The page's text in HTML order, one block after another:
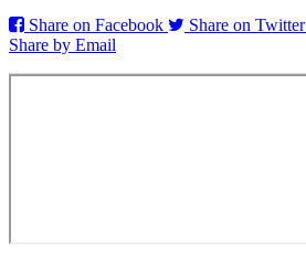
Share on Facebook
Share on Twitter
Share by Email